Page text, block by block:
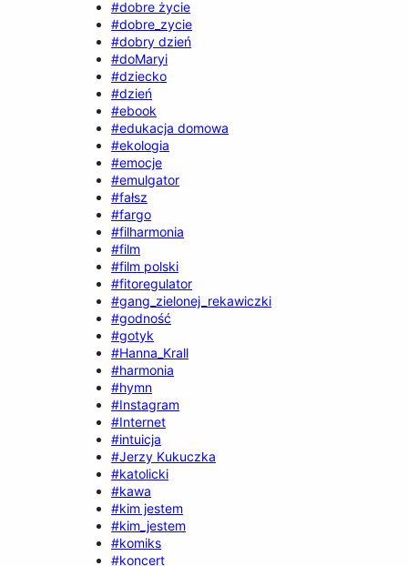
#dobre życie
#dobre_zycie
#dobry dzień
#doMaryi
#dziecko
#dzień
#ebook
#edukacja domowa
#ekologia
#emocje
#emulgator
#fałsz
#fargo
#filharmonia
#film
#film polski
#fitoregulator
#gang_zielonej_rekawiczki
#godność
#gotyk
#Hanna_Krall
#harmonia
#hymn
#Instagram
#Internet
#intuicja
#Jerzy Kukuczka
#katolicki
#kawa
#kim jestem
#kim_jestem
#komiks
#koncert